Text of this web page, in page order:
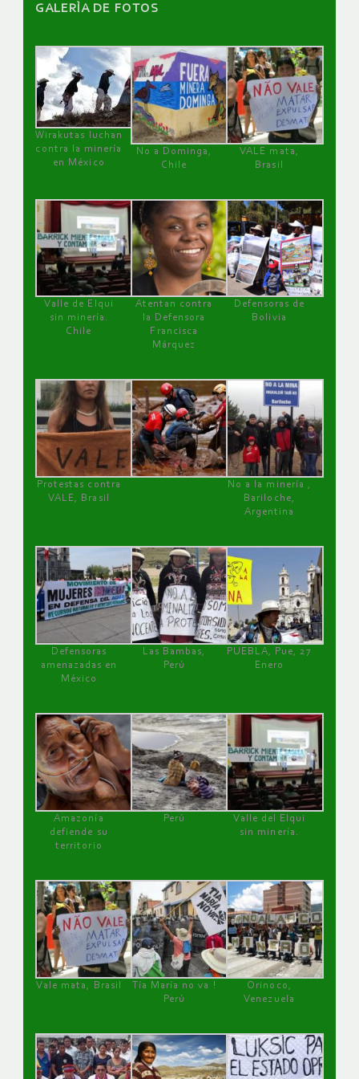
GALERÌA DE FOTOS
Wirakutas luchan
contra la minería
en México
No a Dominga,
Chile
VALE mata,
Brasil
Valle de Elqui
sin minería.
Chile
Atentan contra
la Defensora
Francisca
Márquez
Defensoras de
Bolivia
Protestas contra
VALE, Brasil
No a la minería ,
Bariloche,
Argentina
Defensoras
amenazadas en
México
Las Bambas,
Perú
PUEBLA, Pue, 27
Enero
Amazonía
defiende su
territorio
Perú
Valle del Elqui
sin minería.
Vale mata, Brasil
Tía María no va !
Perú
Orinoco,
Venezuela